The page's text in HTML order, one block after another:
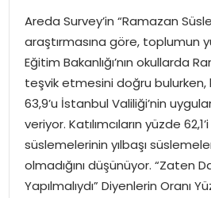
EKONOMI
MAGAZIN
DÜNYA
OTOMOBIL
Areda Survey’in “Ramazan
araştırmasına göre, toplumun
Eğitim Bakanlığı’nın okullarda
teşvik etmesini doğru bulurken,
63,9’u İstanbul Valiliği’nin
veriyor. Katılımcıların yüzde
süslemelerinin yılbaşı
olmadığını düşünüyor. “Zaten
Yapılmalıydı” Diyenlerin Oranı